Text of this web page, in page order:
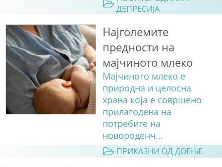
ДЕПРЕСИЈА
Најголемите
предности на
мајчиното млеко
Мајчиното млеко е
природна и целосна
храна која е совршено
прилагодена на
потребите на
новороденч...
ПРИКАЗНИ ОД ДОЕЊЕ